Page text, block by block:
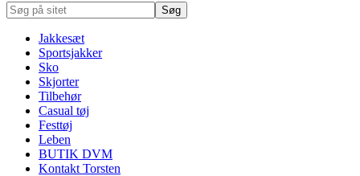
Søg
på
Jakkesæt
Sportsjakker
Sko
Skjorter
Tilbehør
Casual tøj
Festtøj
Leben
BUTIK DVM
Kontakt Torsten